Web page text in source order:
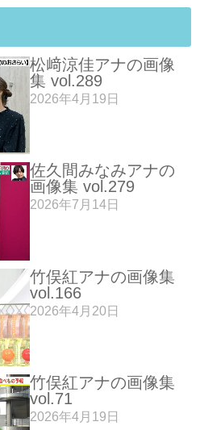
松﨑涼佳アナの画像
集 vol.289
2026年4月19日
佐久間みなみアナの
画像集 vol.279
2026年7月14日
竹俣紅アナの画像集
vol.166
2026年4月20日
竹俣紅アナの画像集
vol.71
2026年4月19日